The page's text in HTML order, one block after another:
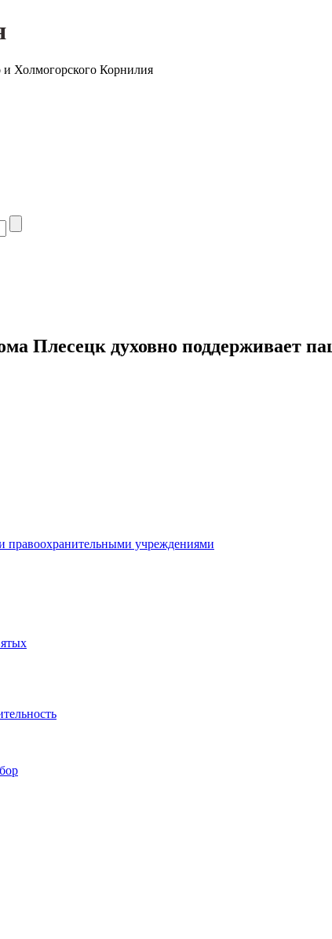
Холмогорского Корнилия
Плесецк духовно поддерживает
учреждениями